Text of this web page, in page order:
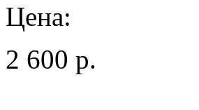
Цена:
2 600 р.